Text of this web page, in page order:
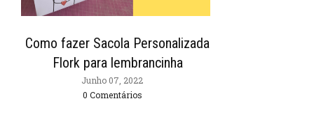
Como fazer Sacola Personalizada
Flork para lembrancinha
Junho 07, 2022
0 Comentários